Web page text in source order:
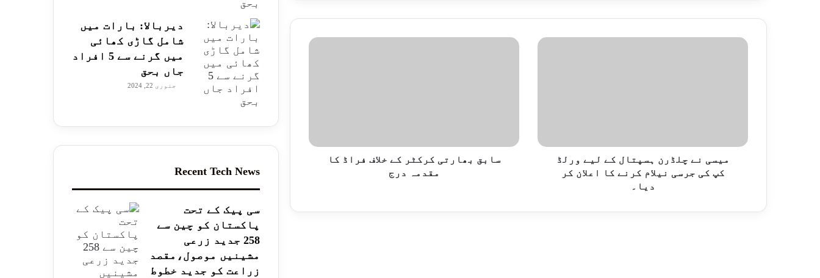
میسی نے چلڈرن ہسپتال کے لیے ورلڈ
کپ کی جرسی نیلام کرنے کا اعلان کر
دیا۔
سابق بھارتی کرکٹر کے خلاف فراڈ کا
مقدمہ درج
دیربالا: بارات میں
شامل گاڑی کھائی
میں گرنے سے 5 افراد
جاں بحق
جنوری 22, 2024
Recent Tech News
سی پیک کے تحت
پاکستان کو چین سے
258 جدید زرعی
مشینیں موصول،مقصد
زراعت کو جدید خطوط